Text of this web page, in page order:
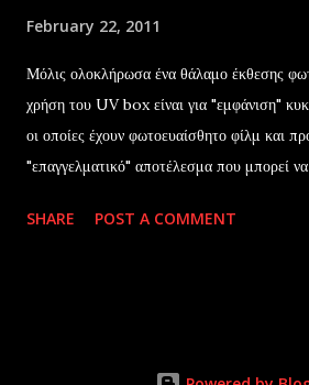
February 22, 2011
Μόλις ολοκλήρωσα ένα θάλαμο έκθεσης
χρήση του UV box είναι για "εμφάνιση"
οι οποίες έχουν φωτοευαίσθητο φίλμ και
"επαγγελματικό" αποτέλεσμα που μπορεί
κουτιού, ένα χαλασμένο πολυμηχάνημα,
SHARE POST A COMMENT